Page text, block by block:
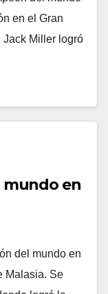
en el Gran
Jack Miller logró
mundo en
del mundo en
Malasia. Se